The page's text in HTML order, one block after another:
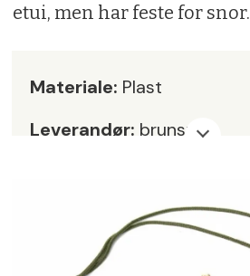
etui, men har feste for snor.
Materiale: Plast
Leverandør: brunst.no